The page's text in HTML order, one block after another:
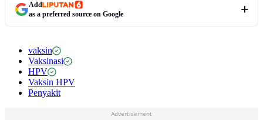
Add
as a preferred source on Google
vaksin
Vaksinasi
HPV
Vaksin HPV
Penyakit
Advertisement